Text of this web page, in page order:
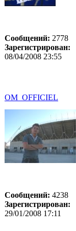
Сообщений: 2778
Зарегистрирован:
08/04/2008 23:55
OM_OFFICIEL
Сообщений: 4238
Зарегистрирован:
29/01/2008 17:11